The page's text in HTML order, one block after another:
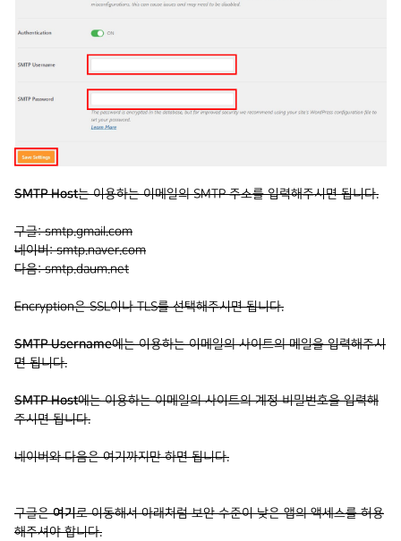
SMTP Host는 이용하는 이메일의 SMTP 주소를 입력해주시면 됩니다.
구글: smtp.gmail.com
네이버: smtp.naver.com
다음: smtp.daum.net
Encryption은 SSL이나 TLS를 선택해주시면 됩니다.
SMTP Username에는 이용하는 이메일의 사이트의 메일을 입력해주시
면 됩니다.
SMTP Host에는 이용하는 이메일의 사이트의 계정 비밀번호을 입력해
주시면 됩니다.
네이버와 다음은 여기까지만 하면 됩니다.
구글은여기로 이동해서 아래처럼 보안 수준이 낮은 앱의 액세스를 허용
해주셔야 합니다.